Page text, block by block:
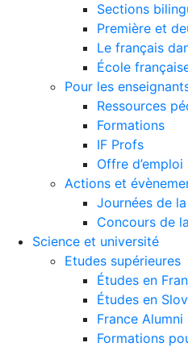
Sections
Première et
Le français
École
Pour les
Ressources
Formations
IF Profs
Offre d’emploi
Actions et
Journées de
Concours de
Science et université
Etudes supérieures
Études en
Études en
France
Formations